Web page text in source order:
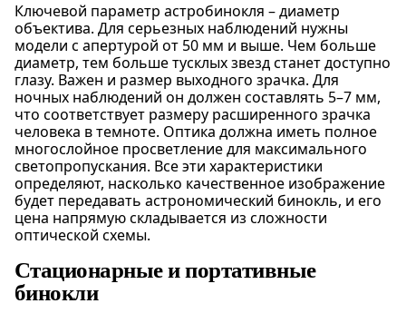
Ключевой параметр астробинокля – диаметр
объектива. Для серьезных наблюдений нужны
модели с апертурой от 50 мм и выше. Чем больше
диаметр, тем больше тусклых звезд станет доступно
глазу. Важен и размер выходного зрачка. Для
ночных наблюдений он должен составлять 5–7 мм,
что соответствует размеру расширенного зрачка
человека в темноте. Оптика должна иметь полное
многослойное просветление для максимального
светопропускания. Все эти характеристики
определяют, насколько качественное изображение
будет передавать астрономический бинокль, и его
цена напрямую складывается из сложности
оптической схемы.
Стационарные и портативные
бинокли